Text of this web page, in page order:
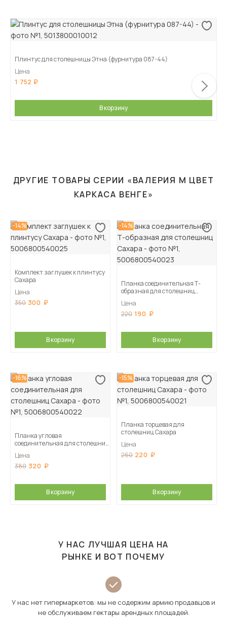
Плинтус для столешницы Этна (фурнитура 087-44)
Цена
1 752
В корзину
ДРУГИЕ ТОВАРЫ СЕРИИ «ВАЛЕРИЯ М ЦВЕТ
КАРКАСА ВЕНГЕ»
-14%
Комплект заглушек к плинтусу
Сахара
Цена
350 300
В корзину
-14%
Планка соединительная Т-
образная для столешниц
Цена
220 190
В корзину
-16%
Планка угловая
соединительная для столешниц
Цена
380 320
В корзину
-15%
Планка торцевая для
столешниц Сахара
Цена
260 220
В корзину
У НАС ЛУЧШАЯ ЦЕНА НА
РЫНКЕ И ВОТ ПОЧЕМУ
У нас нет гипермаркетов: мы не содержим армию продавцов и
не обслуживаем гектары арендных площадей.